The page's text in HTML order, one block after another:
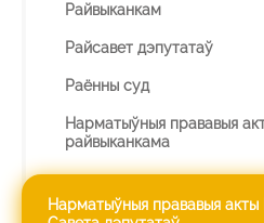
Райвыканкам
Райсавет дэпутатаў
Раённы суд
Нарматыўныя прававыя
райвыканкама
Нарматыўныя прававыя акты